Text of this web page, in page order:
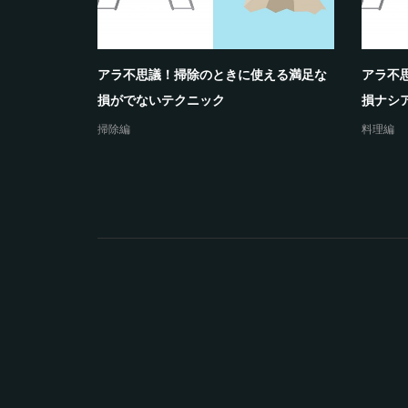
アラ不思議！掃除のときに使える満足な
損がでないテクニック
掃除編
アラ不
損ナシ
料理編